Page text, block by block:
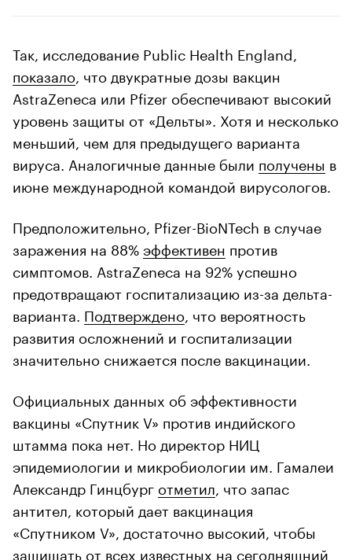
Так, исследование Public Health England,
показало , что двукратные дозы вакцин
AstraZeneca или Pfizer обеспечивают высокий
уровень защиты от «Дельты». Хотя и несколько
меньший, чем для предыдущего варианта
вируса. Аналогичные данные были получены в
июне международной командой вирусологов.
Предположительно, Pfizer-BioNTech в случае
заражения на 88%эффективен против
симптомов. AstraZeneca на 92% успешно
предотвращают госпитализацию из-за дельта-
варианта. Подтверждено , что вероятность
развития осложнений и госпитализации
значительно снижается после вакцинации.
Официальных данных об эффективности
вакцины «Спутник V» против индийского
штамма пока нет. Но директор НИЦ
эпидемиологии и микробиологии им. Гамалеи
Александр Гинцбург отметил , что запас
антител, который дает вакцинация
«Спутником V», достаточно высокий, чтобы
защищать от всех известных на сегодняшний